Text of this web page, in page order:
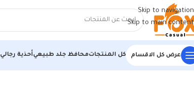
Skip to navigation
Skip to main content
عرض كل الاقسام كل المنتجاتمحافظ جلد طبيعيأحذية رجالي
الرئيسية/منتجات تحت الوسم “بنص رجالي”